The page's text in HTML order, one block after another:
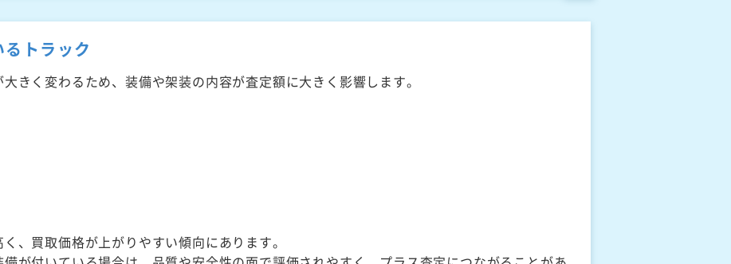
トラック
きく変わるため、装備や架装の内容が査定額に大きく影響します。
、買取価格が上がりやすい傾向にあります。